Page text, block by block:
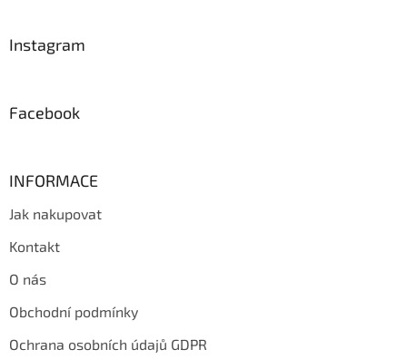
Instagram
Facebook
INFORMACE
Jak nakupovat
Kontakt
O nás
Obchodní podmínky
Ochrana osobních údajů GDPR